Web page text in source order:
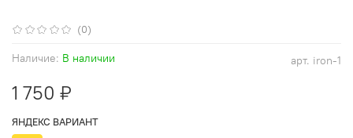
(0)
арт. iron-1
Наличие: В наличии
1 750 ₽
ЯНДЕКС ВАРИАНТ